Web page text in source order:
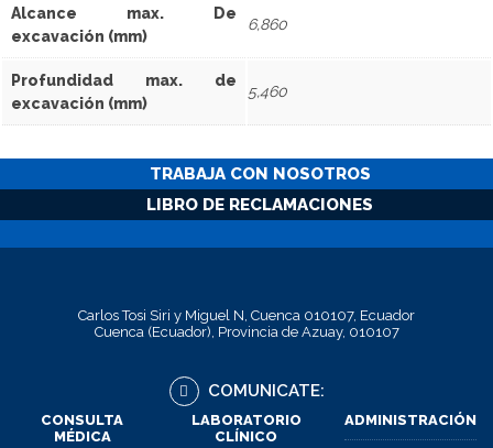
Alcance max. De
excavación (mm)
6,860
Profundidad max. de
excavación (mm)
5,460
TRABAJA CON NOSOTROS
LIBRO DE RECLAMACIONES
Carlos Tosi Siri y Miguel N, Cuenca 010107, Ecuador
Cuenca (Ecuador), Provincia de Azuay, 010107
COMUNICATE:
CONSULTA
MÉDICA
LABORATORIO
CLÍNICO
ADMINISTRACIÓN